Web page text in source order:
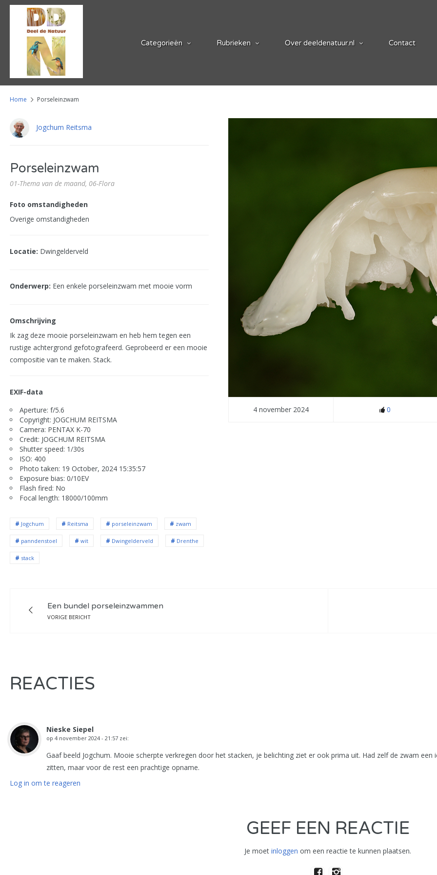
Categorieën Rubrieken Over deeldenatuur.nl Contact
Home Porseleinzwam
Jogchum Reitsma
Porseleinzwam
01-Thema van de maand, 06-Flora
Foto omstandigheden
Overige omstandigheden
Locatie: Dwingelderveld
Onderwerp: Een enkele porseleinzwam met mooie vorm
Omschrijving
Ik zag deze mooie porseleinzwam en heb hem tegen een
rustige achtergrond gefotografeerd. Geprobeerd er een mooie
compositie van te maken. Stack.
EXIF-data
Aperture: f/5.6
Copyright: JOGCHUM REITSMA
Camera: PENTAX K-70
Credit: JOGCHUM REITSMA
Shutter speed: 1/30s
ISO: 400
Photo taken: 19 October, 2024 15:35:57
Exposure bias: 0/10EV
Flash fired: No
Focal length: 18000/100mm
Jogchum Reitsma porseleinzwam zwam
panndenstoel wit Dwingelderveld Drenthe
stack
4 november 2024 0
Een bundel porseleinzwammen
VORIGE BERICHT
REACTIES
Nieske Siepel
op 4 november 2024 - 21:57 zei:
Gaaf beeld Jogchum. Mooie scherpte verkregen door het stacken, je belichting ziet er ook prima uit. Had zelf de zwam
zitten, maar voor de rest een prachtige opname.
Log in om te reageren
GEEF EEN REACTIE
Je moet inloggen om een reactie te kunnen plaatsen.